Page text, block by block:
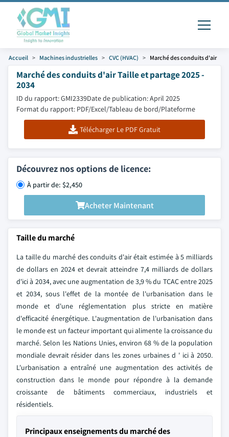
Accueil Machines industrielles CVC (HVAC) Marché des conduits d'air
Marché des conduits d'air Taille et partage 2025 -
2034
ID du rapport: GMI2339Date de publication: April 2025
Format du rapport: PDF/Excel/Tableau de bord/Plateforme
Télécharger Le PDF Gratuit
Découvrez nos options de licence:
À partir de: $2,450
Acheter Maintenant
Taille du marché
La taille du marché des conduits d'air était estimée à 5 milliards
de dollars en 2024 et devrait atteindre 7,4 milliards de dollars
d'ici à 2034, avec une augmentation de 3,9 % du TCAC entre 2025
et 2034, sous l'effet de la montée de l'urbanisation dans le
monde et d'une réglementation plus stricte en matière
d'efficacité énergétique. L'augmentation de l'urbanisation dans
le monde est un facteur important qui alimente la croissance du
marché. Selon les Nations Unies, environ 68 % de la population
mondiale devrait résider dans les zones urbaines d ' ici à 2050.
L'urbanisation a entraîné une augmentation des activités de
construction dans le monde pour répondre à la demande
croissante de bâtiments commerciaux, industriels et
résidentiels.
Principaux enseignements du marché des